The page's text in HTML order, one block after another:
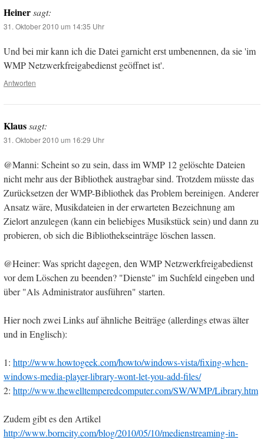
Heinersagt:
31. Oktober 2010 um 14:35 Uhr
Und bei mir kann ich die Datei garnicht erst umbenennen, da sie 'im
WMP Netzwerkfreigabedienst geöffnet ist'.
Antworten
Klaussagt:
31. Oktober 2010 um 16:29 Uhr
@Manni: Scheint so zu sein, dass im WMP 12 gelöschte Dateien
nicht mehr aus der Bibliothek austragbar sind. Trotzdem müsste das
Zurücksetzen der WMP-Bibliothek das Problem bereinigen. Anderer
Ansatz wäre, Musikdateien in der erwarteten Bezeichnung am
Zielort anzulegen (kann ein beliebiges Musikstück sein) und dann zu
probieren, ob sich die Bibliothekseinträge löschen lassen.
@Heiner: Was spricht dagegen, den WMP Netzwerkfreigabedienst
vor dem Löschen zu beenden? "Dienste" im Suchfeld eingeben und
über "Als Administrator ausführen" starten.
Hier noch zwei Links auf ähnliche Beiträge (allerdings etwas älter
und in Englisch):
1: http://www.howtogeek.com/howto/windows-vista/fixing-when-
windows-media-player-library-wont-let-you-add-files/
2: http://www.thewelltemperedcomputer.com/SW/WMP/Library.htm
Zudem gibt es den Artikel
http://www.borncity.com/blog/2010/05/10/medienstreaming-in-